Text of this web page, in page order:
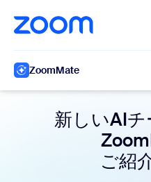
テンツへスキップ
ットへスキップ
ZoomMate
新しいAIチ
ご紹